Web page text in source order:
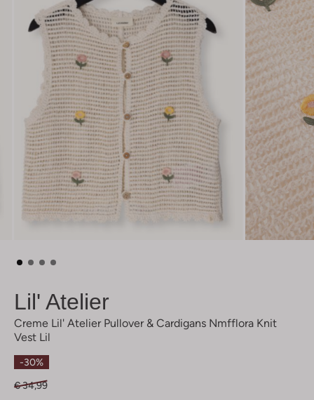
Lil' Atelier
Creme Lil' Atelier Pullover & Cardigans Nmfflora Knit
Vest Lil
-30%
€ 34,99